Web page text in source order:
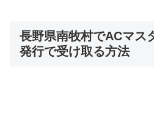
長野県南牧村でACマス
発行で受け取る方法